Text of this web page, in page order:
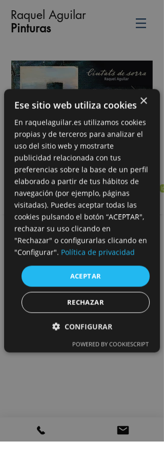
Raquel Aguilar
​​​Pinturas
×
Ese sitio web utiliza cookies
En raquelaguilar.es utilizamos cookies
propias y de terceros para analizar el
uso del sitio web y mostrarte
publicidad relacionada con tus
preferencias sobre la base de un perfil
elaborado a partir de tus hábitos de
navegación (por ejemplo, páginas
visitadas). Puedes aceptar todas las
cookies pulsando el botón “ACEPTAR",
rechazar su uso clicando en
"Rechazar" o configurarlas clicando en
"Configurar". Política de privacidad
ACEPTAR
RECHAZAR
CONFIGURAR
POWERED BY COOKIESCRIPT